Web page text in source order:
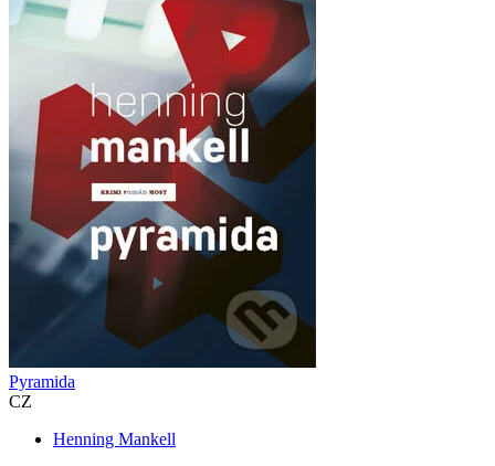
Pyramida
CZ
Henning Mankell